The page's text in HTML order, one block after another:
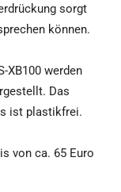
sorgt
können.
XB100 werden
Das
ist plastikfrei.
von ca. 65 Euro